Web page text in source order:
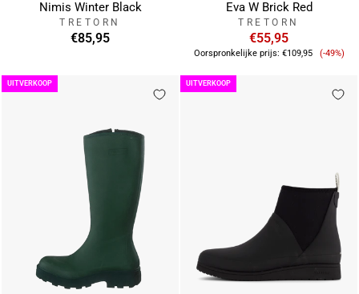
Nimis Winter Black
TRETORN
€85,95
Eva W Brick Red
TRETORN
€55,95
Oorspronkelijke prijs: €109,95 (-49%)
UITVERKOOP UITVERKOOP